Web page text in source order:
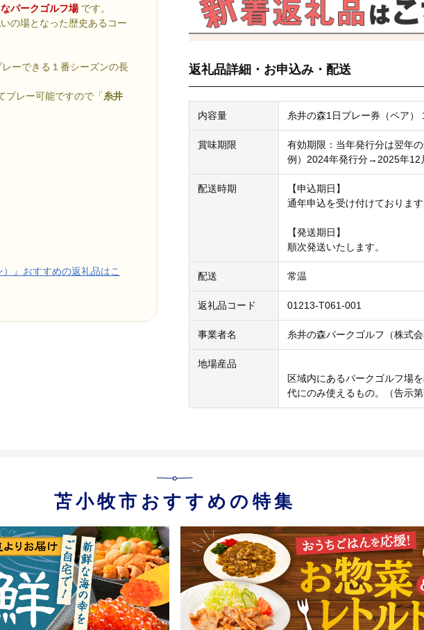
パークゴルフ場です。
の場となった歴史あるコー
ーできる１番シーズンの長
プレー可能ですので「糸井
』おすすめの返礼品はこ
返礼品詳細・お申込み・配送
内容量 糸井の森1日プレー券（ペア）
賞味期限
有効期限：当年発行分は翌年
例）2024年発行分→2025年12
配送時期
【申込期日】
通年申込を受け付けております
【発送期日】
順次発送いたします。
配送 常温
返礼品コード 01213-T061-001
事業者名 糸井の森パークゴルフ（株式会
地場産品
区域内にあるパークゴルフ場
代にのみ使えるもの。（告示第
苫小牧市おすすめの特集